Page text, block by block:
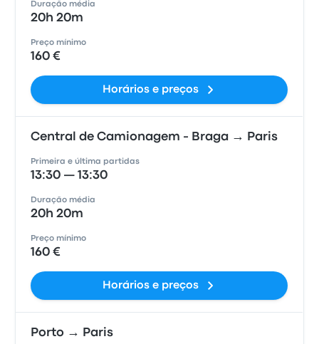
Duração média
20h 20m
Preço mínimo
160 €
Horários e preços
Central de Camionagem - Braga → Paris
Primeira e última partidas
13:30 — 13:30
Duração média
20h 20m
Preço mínimo
160 €
Horários e preços
Porto → Paris